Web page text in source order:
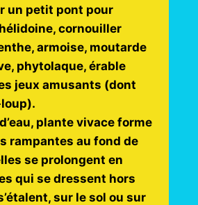
un petit pont pour
cornouiller
armoise, moutarde
phytolaque, érable
jeux amusants (dont
plante vivace forme
rampantes au fond de
se prolongent en
qui se dressent hors
sur le sol ou sur